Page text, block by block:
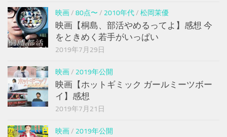
映画/ 80点〜 / 2010年代/ 松岡茉優
映画【桐島、部活やめるってよ】感想 今
をときめく若手がいっぱい
2019年7月29日
映画/ 2019年公開
映画【ホットギミック ガールミーツボー
イ】感想
2019年7月21日
映画/ 2019年公開